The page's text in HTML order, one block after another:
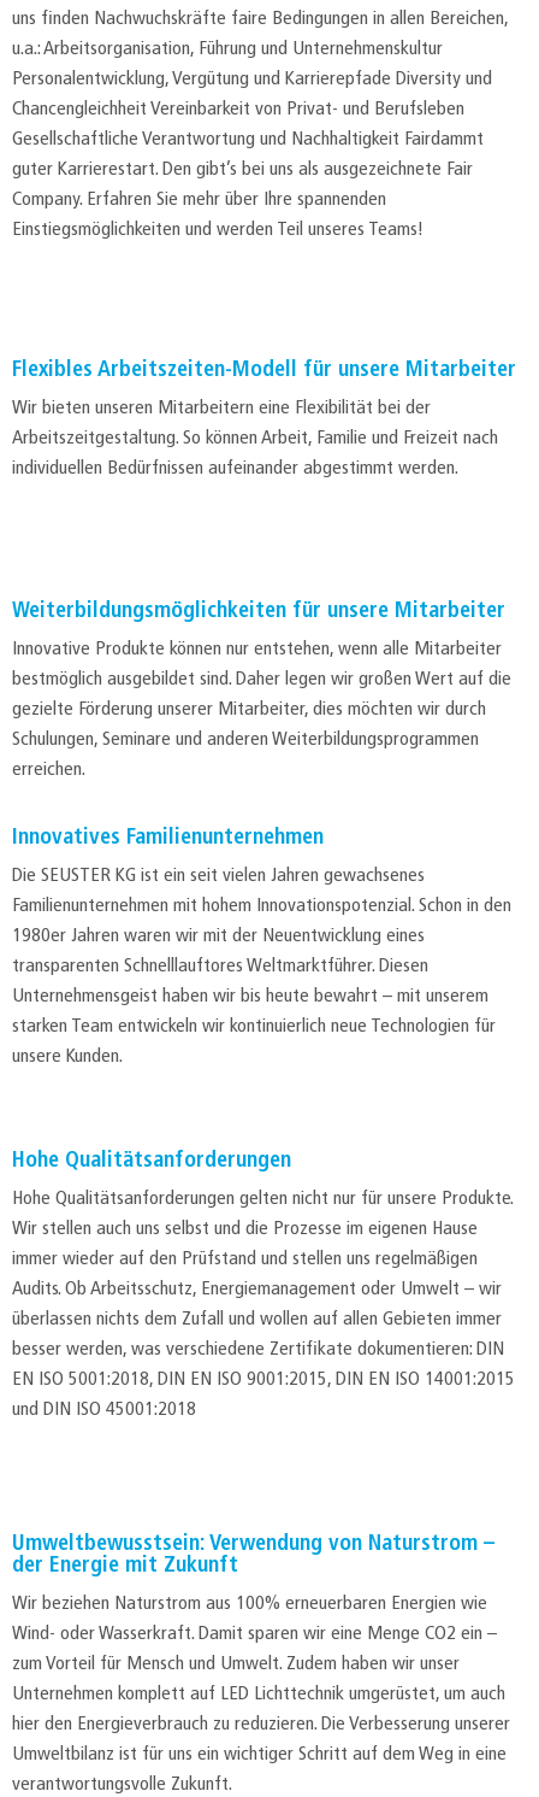
uns finden Nachwuchskräfte faire Bedingungen in allen Bereichen,
u.a.: Arbeitsorganisation, Führung und Unternehmenskultur
Personalentwicklung, Vergütung und Karrierepfade Diversity und
Chancengleichheit Vereinbarkeit von Privat- und Berufsleben
Gesellschaftliche Verantwortung und Nachhaltigkeit Fairdammt
guter Karrierestart. Den gibt’s bei uns als ausgezeichnete Fair
Company. Erfahren Sie mehr über Ihre spannenden
Einstiegsmöglichkeiten und werden Teil unseres Teams!
Flexibles Arbeitszeiten-Modell für unsere Mitarbeiter
Wir bieten unseren Mitarbeitern eine Flexibilität bei der
Arbeitszeitgestaltung. So können Arbeit, Familie und Freizeit nach
individuellen Bedürfnissen aufeinander abgestimmt werden.
Weiterbildungsmöglichkeiten für unsere Mitarbeiter
Innovative Produkte können nur entstehen, wenn alle Mitarbeiter
bestmöglich ausgebildet sind. Daher legen wir großen Wert auf die
gezielte Förderung unserer Mitarbeiter, dies möchten wir durch
Schulungen, Seminare und anderen Weiterbildungsprogrammen
erreichen.
Innovatives Familienunternehmen
Die SEUSTER KG ist ein seit vielen Jahren gewachsenes
Familienunternehmen mit hohem Innovationspotenzial. Schon in den
1980er Jahren waren wir mit der Neuentwicklung eines
transparenten Schnelllauftores Weltmarktführer. Diesen
Unternehmensgeist haben wir bis heute bewahrt – mit unserem
starken Team entwickeln wir kontinuierlich neue Technologien für
unsere Kunden.
Hohe Qualitätsanforderungen
Hohe Qualitätsanforderungen gelten nicht nur für unsere Produkte.
Wir stellen auch uns selbst und die Prozesse im eigenen Hause
immer wieder auf den Prüfstand und stellen uns regelmäßigen
Audits. Ob Arbeitsschutz, Energiemanagement oder Umwelt – wir
überlassen nichts dem Zufall und wollen auf allen Gebieten immer
besser werden, was verschiedene Zertifikate dokumentieren: DIN
EN ISO 5001:2018, DIN EN ISO 9001:2015, DIN EN ISO 14001:2015
und DIN ISO 45001:2018
Umweltbewusstsein: Verwendung von Naturstrom –
der Energie mit Zukunft
Wir beziehen Naturstrom aus 100% erneuerbaren Energien wie
Wind- oder Wasserkraft. Damit sparen wir eine Menge CO2 ein –
zum Vorteil für Mensch und Umwelt. Zudem haben wir unser
Unternehmen komplett auf LED Lichttechnik umgerüstet, um auch
hier den Energieverbrauch zu reduzieren. Die Verbesserung unserer
Umweltbilanz ist für uns ein wichtiger Schritt auf dem Weg in eine
verantwortungsvolle Zukunft.